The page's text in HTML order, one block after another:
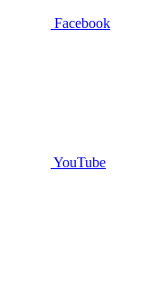
Facebook
YouTube